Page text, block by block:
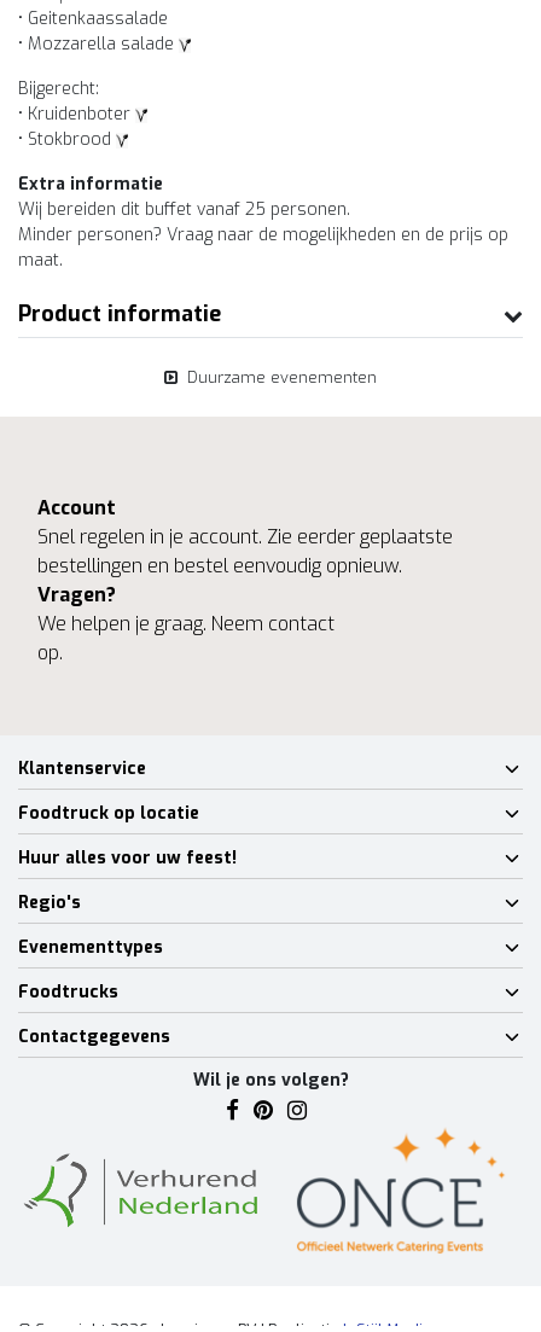
• Geitenkaassalade
• Mozzarella salade
Bijgerecht:
• Kruidenboter
• Stokbrood
Extra informatie
Wij bereiden dit buffet vanaf 25 personen.
Minder personen? Vraag naar de mogelijkheden en de prijs op
maat.
Product informatie
Duurzame evenementen
Account
Snel regelen in je account. Zie eerder geplaatste
bestellingen en bestel eenvoudig opnieuw.
Vragen?
We helpen je graag. Neem contact
op.
Klantenservice
Foodtruck op locatie
Huur alles voor uw feest!
Regio's
Evenementtypes
Foodtrucks
Contactgegevens
Wil je ons volgen?